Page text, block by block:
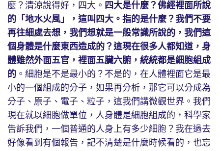
麼？清涼說得好，四大。 四大是什麼？佛經裡面所說
的「地水火風」，這叫四大。指的是什麼？我們不要
再往細處去想，我們想就是一般常識所說的，我們這
個身體是什麼東西造成的？這現在很多人都知道，身
體雖然外面五官，裡面五臟六腑，統統都是細胞組成
的 。細胞是不是最小的？不是的，在人體裡面它是最
小的一個組成的分子，如果再分析，那它可以分成為
分子、原子、電子、粒子，這我們講微觀世界。我們
現在就以細胞做單位，人身體是細胞組成的，科學家
告訴我們，一個普通的人身上有多少細胞？我在過去
好像看到有個報告，記不清楚是什麼時候看的，也忘